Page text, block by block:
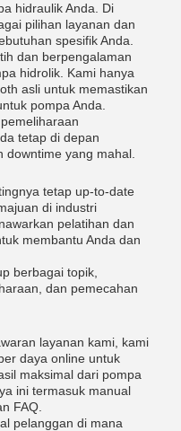
hidraulik Anda. Di
pilihan layanan dan
spesifik Anda.
dan berpengalaman
hidrolik. Kami hanya
asli untuk memastikan
pompa Anda.
tetap di depan
downtime yang mahal.
tetap up-to-date
di industri
pelatihan dan
membantu Anda dan
berbagai topik,
dan pemecahan
layanan kami, kami
daya online untuk
maksimal dari pompa
ini termasuk manual
FAQ.
pelanggan di mana